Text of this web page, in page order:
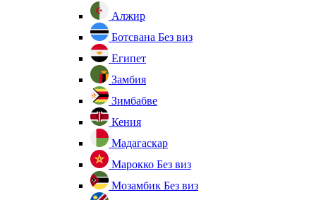
Алжир
Ботсвана Без виз
Египет
Замбия
Зимбабве
Кения
Мадагаскар
Марокко Без виз
Мозамбик Без виз